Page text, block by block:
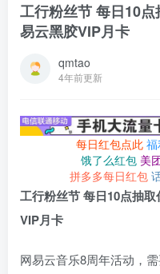
工行粉丝节 每日10
易云黑胶VIP月卡
qmtao
4年前更新
每日红包点此
饿了么红包 美
拼多多每日红包
工行粉丝节 每日10点抽
VIP月卡
网易云音乐8周年活动，